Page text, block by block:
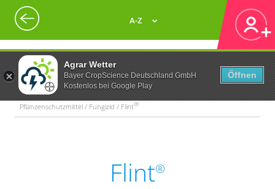
Agrar Wetter
Bayer CropScience Deutschland GmbH
Kostenlos bei Google Play
Öffnen
A-Z
Pflanzenschutzmittel / Fungizid / Flint®
Flint®